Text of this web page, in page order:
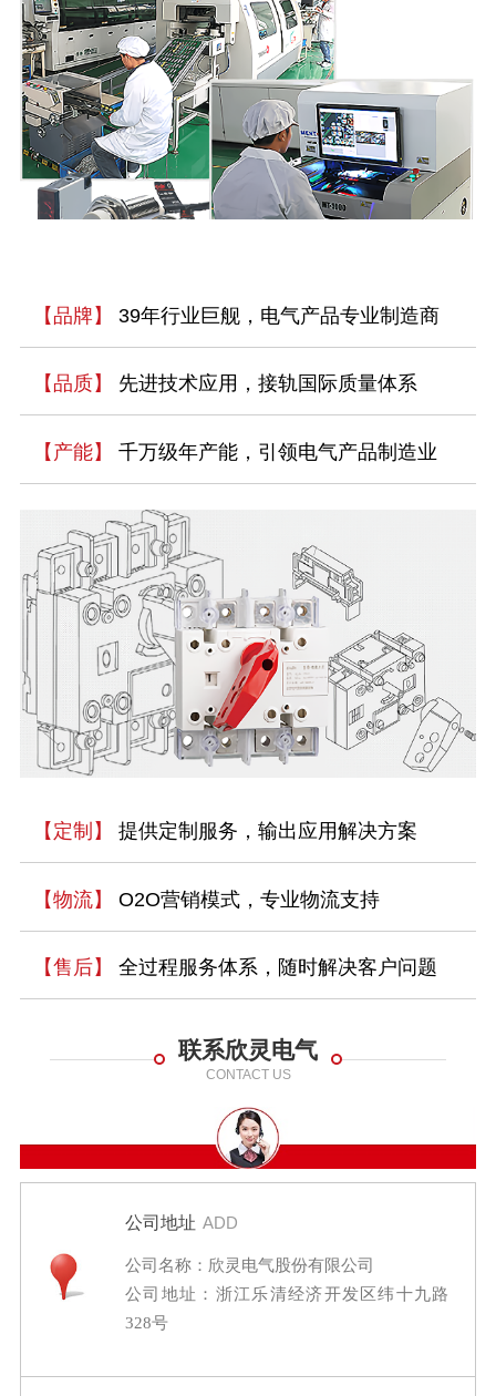
【品牌】 39年行业巨舰，电气产品专业制造商
【品质】 先进技术应用，接轨国际质量体系
【产能】 千万级年产能，引领电气产品制造业
【定制】 提供定制服务，输出应用解决方案
【物流】 O2O营销模式，专业物流支持
【售后】 全过程服务体系，随时解决客户问题
联系欣灵电气
CONTACT US
公司地址 ADD
公司名称：欣灵电气股份有限公司
公司地址：浙江乐清经济开发区纬十九路
328号